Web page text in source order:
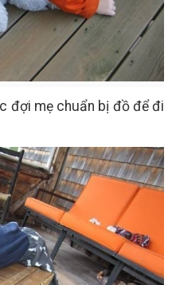
đợi mẹ chuẩn bị đồ để đi